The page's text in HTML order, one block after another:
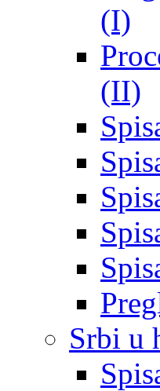
(I)
(II)
Srbi u